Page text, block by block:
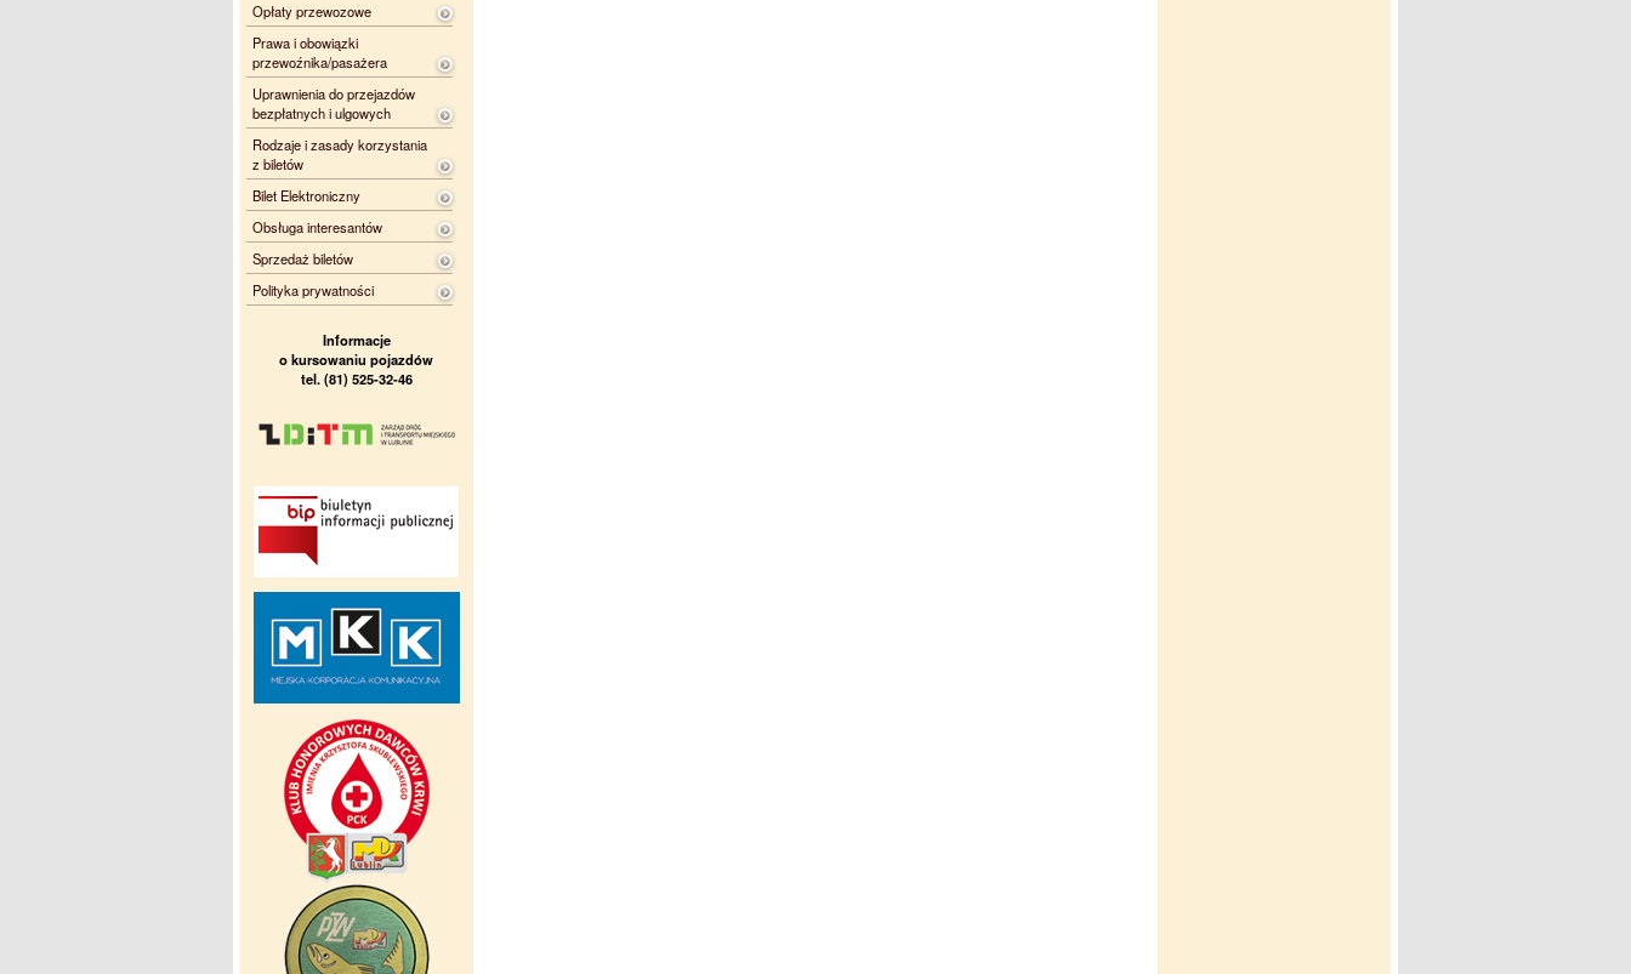
Opłaty przewozowe
Prawa i obowiązki
przewoźnika/pasażera
Uprawnienia do przejazdów
bezpłatnych i ulgowych
Rodzaje i zasady korzystania
z biletów
Bilet Elektroniczny
Obsługa interesantów
Sprzedaż biletów
Polityka prywatności
Informacje
o kursowaniu pojazdów
tel. (81) 525-32-46